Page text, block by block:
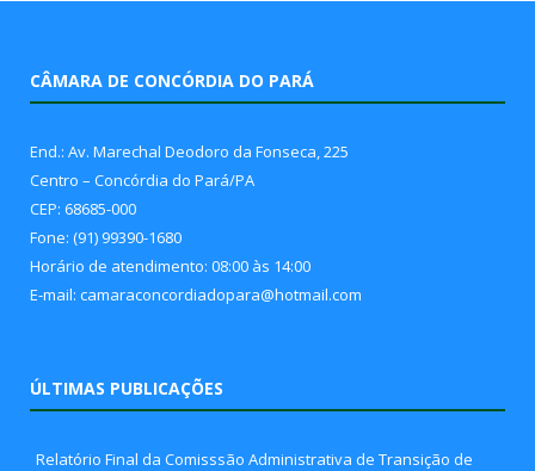
CÂMARA DE CONCÓRDIA DO PARÁ
End.: Av. Marechal Deodoro da Fonseca, 225
Centro – Concórdia do Pará/PA
CEP: 68685-000
Fone: (91) 99390-1680
Horário de atendimento: 08:00 às 14:00
E-mail: camaraconcordiadopara@hotmail.com
ÚLTIMAS PUBLICAÇÕES
Relatório Final da Comisssão Administrativa de Transição de